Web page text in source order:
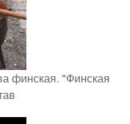
финская. "Финская